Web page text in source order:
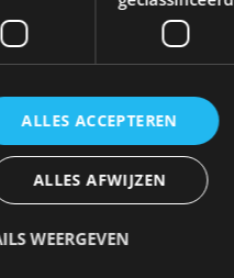
des questions ?
479 837
vendredi de 8h30 à 12h30
Service client
ALLES ACCEPTEREN
ALLES AFWIJZEN
WEERGEVEN